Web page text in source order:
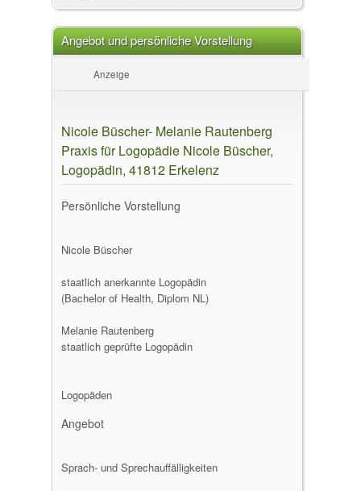
Angebot und persönliche Vorstellung
Anzeige
Nicole Büscher- Melanie Rautenberg
Praxis für Logopädie Nicole Büscher,
Logopädin, 41812 Erkelenz
Persönliche Vorstellung
Nicole Büscher
staatlich anerkannte Logopädin
(Bachelor of Health, Diplom NL)
Melanie Rautenberg
staatlich geprüfte Logopädin
Logopäden
Angebot
Sprach- und Sprechauffälligkeiten